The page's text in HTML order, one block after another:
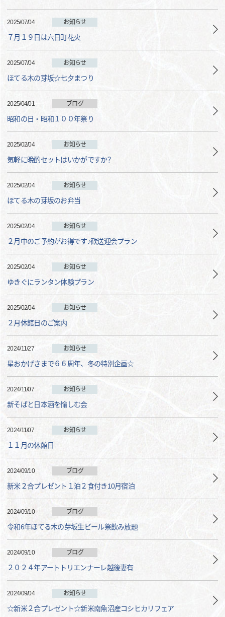
2025/07/04 お知らせ
７月１９日は六日町花火
2025/07/04 お知らせ
ほてる木の芽坂☆七夕まつり
2025/04/01 ブログ
昭和の日・昭和１００年祭り
2025/02/04 お知らせ
気軽に晩酌セットはいかがですか？
2025/02/04 お知らせ
ほてる木の芽坂のお弁当
2025/02/04 お知らせ
２月中のご予約がお得です♪歓送迎会プラン
2025/02/04 お知らせ
ゆきぐにランタン体験プラン
2025/02/04 お知らせ
２月休館日のご案内
2024/11/27 お知らせ
星おかげさまで６６周年、冬の特別企画☆
2024/11/07 お知らせ
新そばと日本酒を愉しむ会
2024/11/07 お知らせ
１１月の休館日
2024/09/10 ブログ
新米２合プレゼント１泊２食付き10月宿泊
2024/09/10 ブログ
令和6年ほてる木の芽坂生ビール祭飲み放題
2024/09/10 ブログ
２０２４年アートトリエンナーレ越後妻有
2024/09/04 お知らせ
☆新米２合プレゼント☆新米南魚沼産コシヒカリフェア